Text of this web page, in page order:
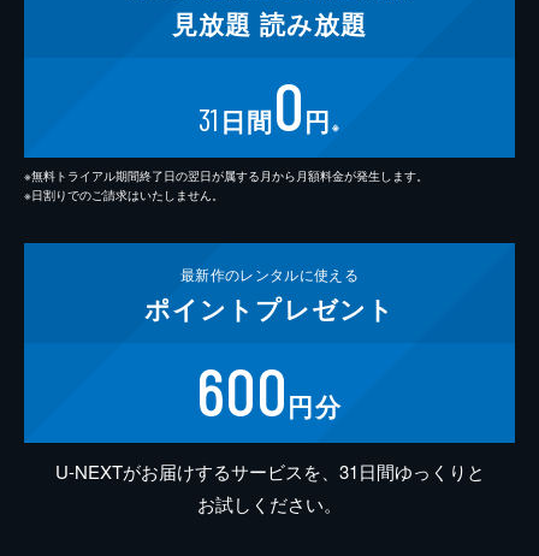
見放題 読み放題
31 日間0円 ※
※無料トライアル期間終了日の翌日が属する月から月額料金が発生します。
※日割りでのご請求はいたしません。
最新作のレンタルに使える
ポイント プレゼント
600円分
U-NEXTがお届けするサービスを、31日間ゆっくりと
お試しください。